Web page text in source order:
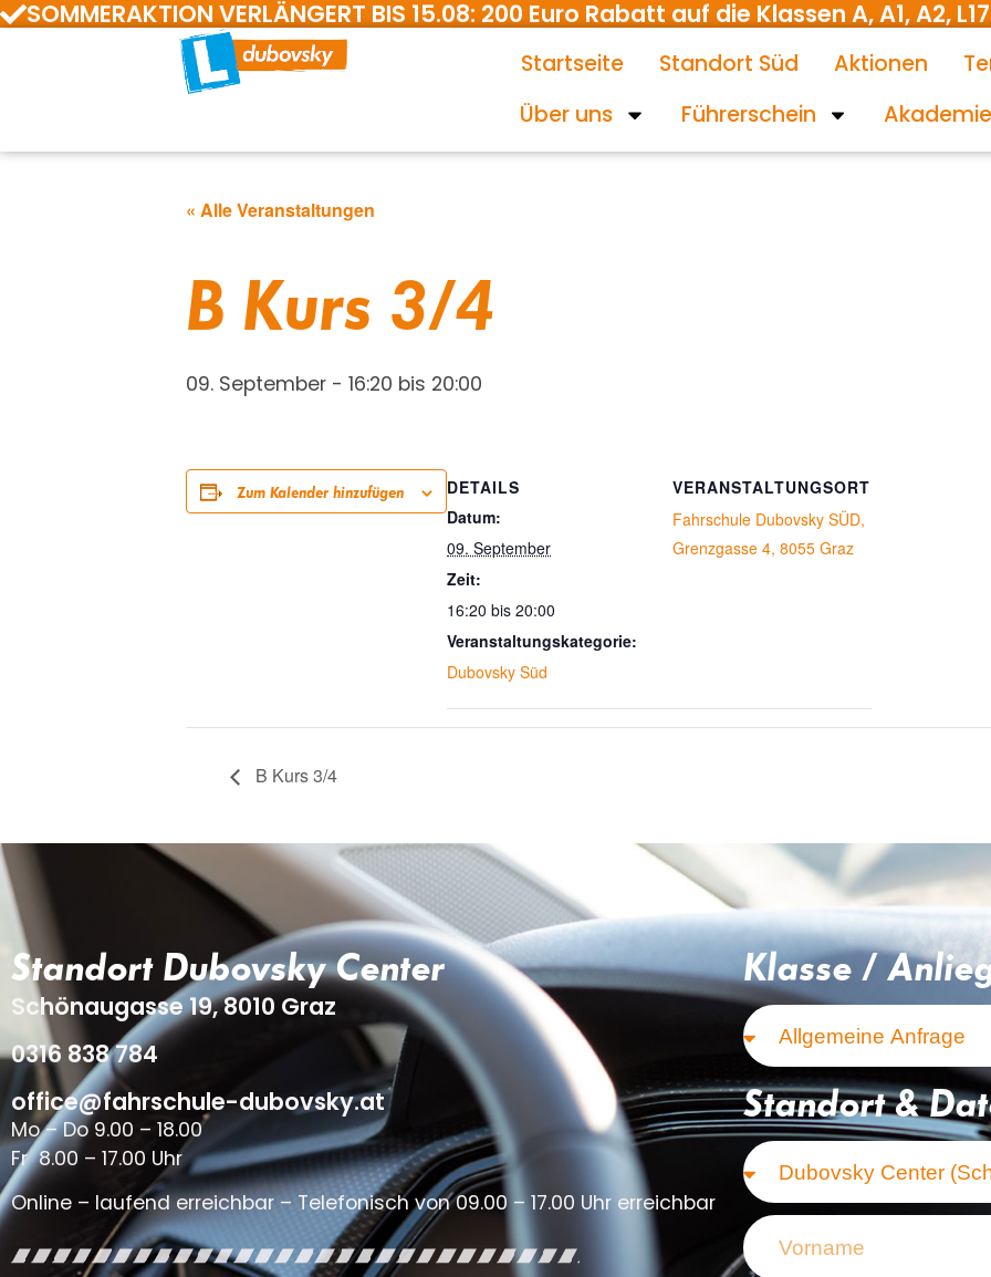
SOMMERAKTION VERLÄNGERT BIS 15.08: 200 Euro Rabatt auf die Klassen A, A1, A2,
Startseite Standort Süd Aktionen
Über uns
Führerschein Akademie
« Alle Veranstaltungen
B Kurs 3/4
09. September - 16:20 bis 20:00
Zum Kalender hinzufügen
DETAILS
Datum:
09. September
Zeit:
16:20 bis 20:00
Veranstaltungskategorie:
Dubovsky Süd
VERANSTALTUNGSORT
Fahrschule Dubovsky SÜD,
Grenzgasse 4, 8055 Graz
B Kurs 3/4
Standort Dubovsky Center
Schönaugasse 19, 8010 Graz
0316 838 784
office@fahrschule-dubovsky.at
Mo – Do 9.00 – 18.00
Fr 8.00 – 17.00 Uhr
Online – laufend erreichbar – Telefonisch von 09.00 – 17.00 Uhr erreichbar
Klasse /
Standort &